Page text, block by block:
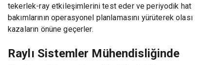
tekerlek-ray etkileşimlerini test eder ve periyodik hat
bakımlarının operasyonel planlamasını yürüterek olası
kazaların önüne geçerler.
Raylı Sistemler Mühendisliğinde